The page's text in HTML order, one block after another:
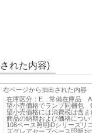
れた内容)
右ページから抽出された内容
在庫区分：E…常備在庫品
望小売価格でランプ同梱包
望小売価格には消費税は含
商品の納期および価格につい
108ベース照明iDシリーズリ
ズグレアセーブベース照明